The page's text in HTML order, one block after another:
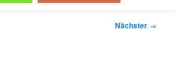
Nächster →